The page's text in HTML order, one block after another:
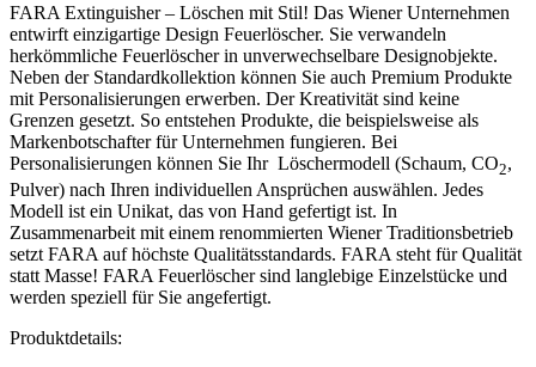
FARA Extinguisher – Löschen mit Stil! Das Wiener Unternehmen
entwirft einzigartige Design Feuerlöscher. Sie verwandeln
herkömmliche Feuerlöscher in unverwechselbare Designobjekte.
Neben der Standardkollektion können Sie auch Premium Produkte
mit Personalisierungen erwerben. Der Kreativität sind keine
Grenzen gesetzt. So entstehen Produkte, die beispielsweise als
Markenbotschafter für Unternehmen fungieren. Bei
Personalisierungen können Sie Ihr Löschermodell (Schaum, CO2,
Pulver) nach Ihren individuellen Ansprüchen auswählen. Jedes
Modell ist ein Unikat, das von Hand gefertigt ist. In
Zusammenarbeit mit einem renommierten Wiener Traditionsbetrieb
setzt FARA auf höchste Qualitätsstandards. FARA steht für Qualität
statt Masse! FARA Feuerlöscher sind langlebige Einzelstücke und
werden speziell für Sie angefertigt.
Produktdetails: